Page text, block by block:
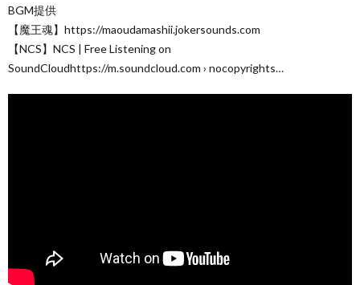
BGM提供
【魔王魂】https://maoudamashii.jokersounds.com
【NCS】NCS | Free Listening on
SoundCloudhttps://m.soundcloud.com › nocopyrights…